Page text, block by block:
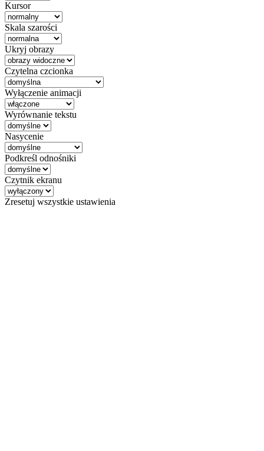
Kursor
Skala szarości
Ukryj obrazy
Czytelna czcionka
Wyłączenie animacji
Wyrównanie tekstu
Nasycenie
Podkreśl odnośniki
Czytnik ekranu
Zresetuj wszystkie ustawienia